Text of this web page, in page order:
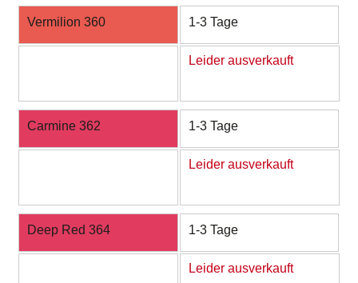
Vermilion 360 1-3 Tage
Leider ausverkauft
Carmine 362 1-3 Tage
Leider ausverkauft
Deep Red 364 1-3 Tage
Leider ausverkauft